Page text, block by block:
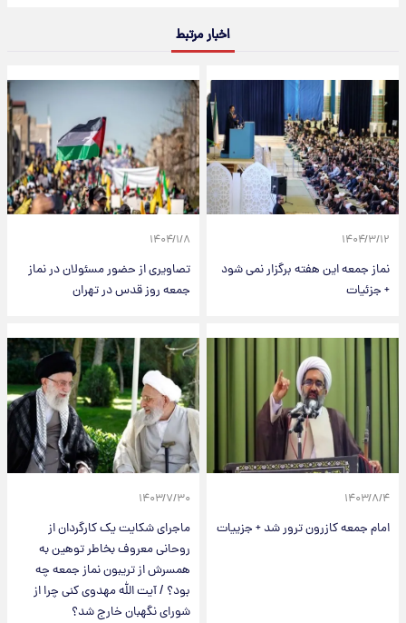
اخبار مرتبط
۱۴۰۴/۳/۱۲
نماز جمعه این هفته برگزار نمی شود
+ جزئیات
۱۴۰۴/۱/۸
تصاویری از حضور مسئولان در نماز
جمعه روز قدس در تهران
۱۴۰۳/۸/۴
امام جمعه کازرون ترور شد + جزییات
۱۴۰۳/۷/۳۰
ماجرای شکایت یک کارگردان از
روحانی معروف بخاطر توهین به
همسرش از تریبون نماز جمعه چه
بود؟ / آیت الله مهدوی کنی چرا از
شورای نگهبان خارج شد؟